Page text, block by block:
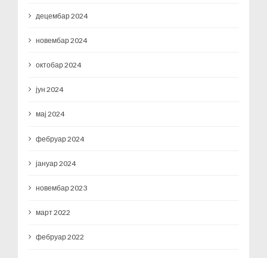
децембар 2024
новембар 2024
октобар 2024
јун 2024
мај 2024
фебруар 2024
јануар 2024
новембар 2023
март 2022
фебруар 2022